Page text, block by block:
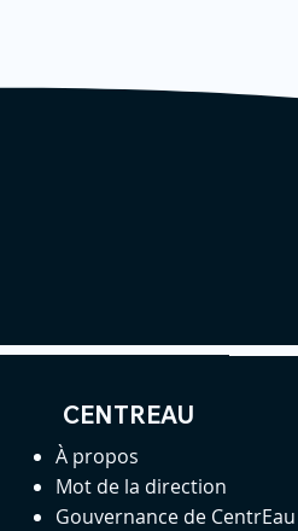
CENTREAU
À propos
Mot de la direction
Gouvernance de CentrEau